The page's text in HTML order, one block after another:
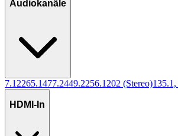
Audiokanäle
7.1 2265.1477.2449.2256.1 202 (Stereo)135.1,
HDMI-In